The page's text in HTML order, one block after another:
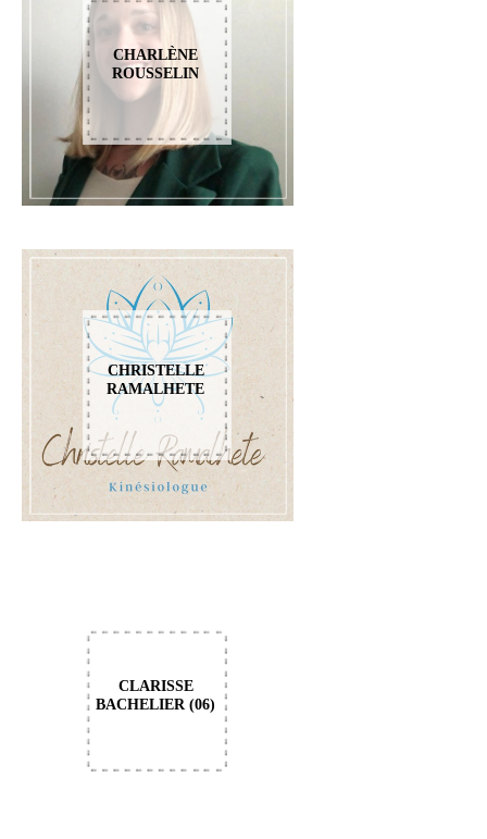
CHARLÈNE
ROUSSELIN
CHRISTELLE
RAMALHETE
CLARISSE
BACHELIER (06)